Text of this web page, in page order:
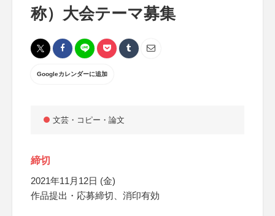
称）大会テーマ募集
Googleカレンダーに追加
文芸・コピー・論文
締切
2021年11月12日 (金)
作品提出・応募締切、消印有効